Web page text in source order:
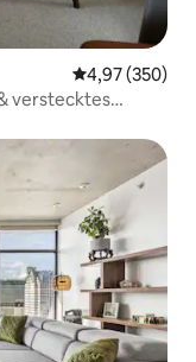
4,97 (350)
verstecktes